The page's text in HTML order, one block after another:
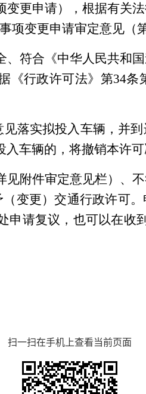
更申请），根据有关
项变更申请审定意见（
符合《中华人民共和
《行政许可法》第34
落实拟投入车辆，并
车辆的，将撤销本许可
附件审定意见栏）、
变更）交通行政许可
申请复议，也可以在收
扫一扫在手机上查看当前页面